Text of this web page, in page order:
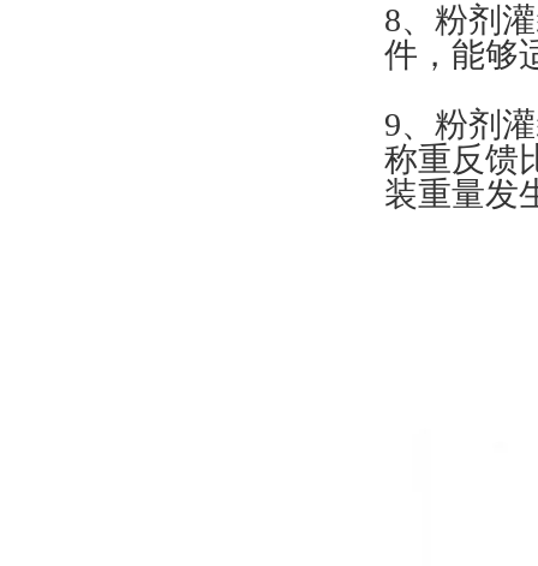
8、粉剂
件，能够
9、粉剂
称重反馈
装重量发